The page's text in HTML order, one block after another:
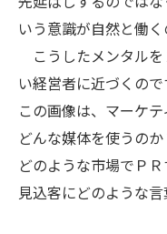
いう意識が自然と働く
こうしたメンタルを
い経営者に近づくので
この画像は、マーケテ
どんな媒体を使うのか
どのような市場でＰ
見込客にどのような言